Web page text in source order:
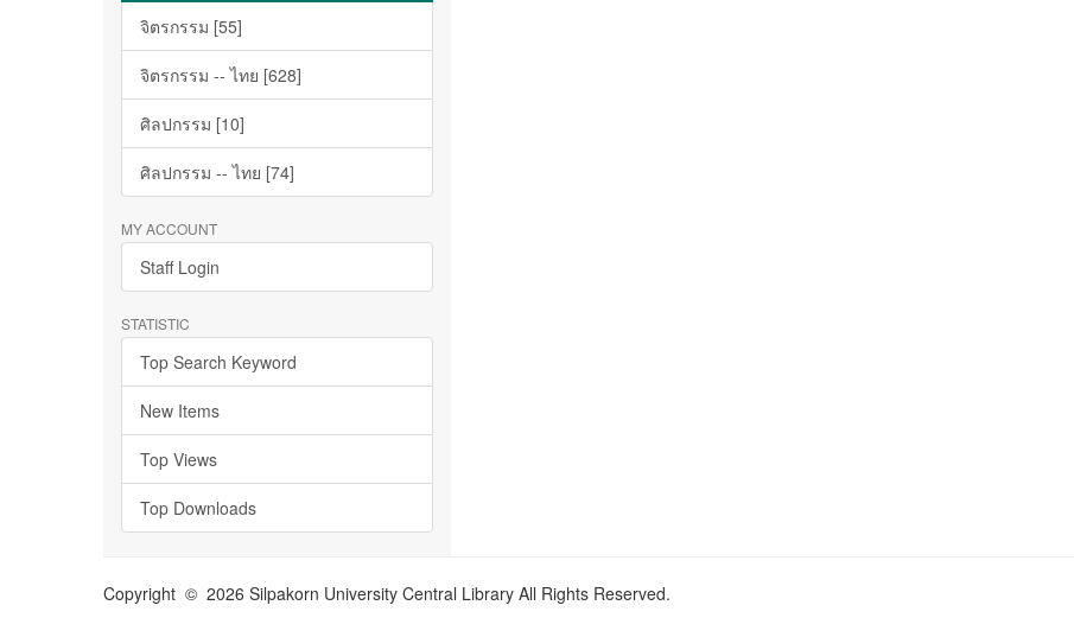
จิตรกรรม [55]
จิตรกรรม -- ไทย [628]
ศิลปกรรม [10]
ศิลปกรรม -- ไทย [74]
MY ACCOUNT
Staff Login
STATISTIC
Top Search Keyword
New Items
Top Views
Top Downloads
Copyright © 2026 Silpakorn University Central Library All Rights Reserved.